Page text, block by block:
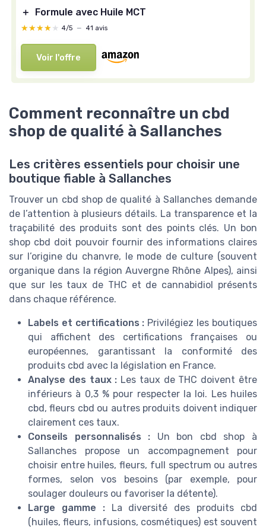
＋
Formule avec Huile MCT
★★★★★
★★★★★ 4/5 — 41 avis
Voir l'offre
Comment reconnaître un cbd
shop de qualité à Sallanches
Les critères essentiels pour choisir une
boutique fiable à Sallanches
Trouver un cbd shop de qualité à Sallanches demande
de l’attention à plusieurs détails. La transparence et la
traçabilité des produits sont des points clés. Un bon
shop cbd doit pouvoir fournir des informations claires
sur l’origine du chanvre, le mode de culture (souvent
organique dans la région Auvergne Rhône Alpes), ainsi
que sur les taux de THC et de cannabidiol présents
dans chaque référence.
Labels et certifications : Privilégiez les boutiques
qui affichent des certifications françaises ou
européennes, garantissant la conformité des
produits cbd avec la législation en France.
Analyse des taux : Les taux de THC doivent être
inférieurs à 0,3 % pour respecter la loi. Les huiles
cbd, fleurs cbd ou autres produits doivent indiquer
clairement ces taux.
Conseils personnalisés : Un bon cbd shop à
Sallanches propose un accompagnement pour
choisir entre huiles, fleurs, full spectrum ou autres
formes, selon vos besoins (par exemple, pour
soulager douleurs ou favoriser la détente).
Large gamme :La diversité des produits cbd
(huiles, fleurs, infusions, cosmétiques) est souvent